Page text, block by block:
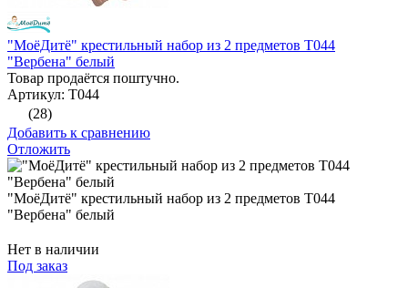
"МоёДитё" крестильный набор из 2 предметов Т044
"Вербена" белый
Товар продаётся поштучно.
Артикул: Т044
(28)
Добавить к сравнению
Отложить
"МоёДитё" крестильный набор из 2 предметов Т044
"Вербена" белый
Нет в наличии
Под заказ